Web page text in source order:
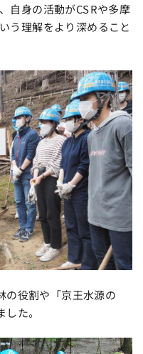
自身の活動がCSRや多摩
う理解をより深めること
の役割や「京王水源の
た。